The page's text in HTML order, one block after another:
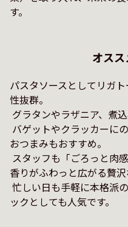
オス
パスタソースとしてリガ
性抜群。
おつまみもおすすめ。
香りがふわっと広がる贅沢